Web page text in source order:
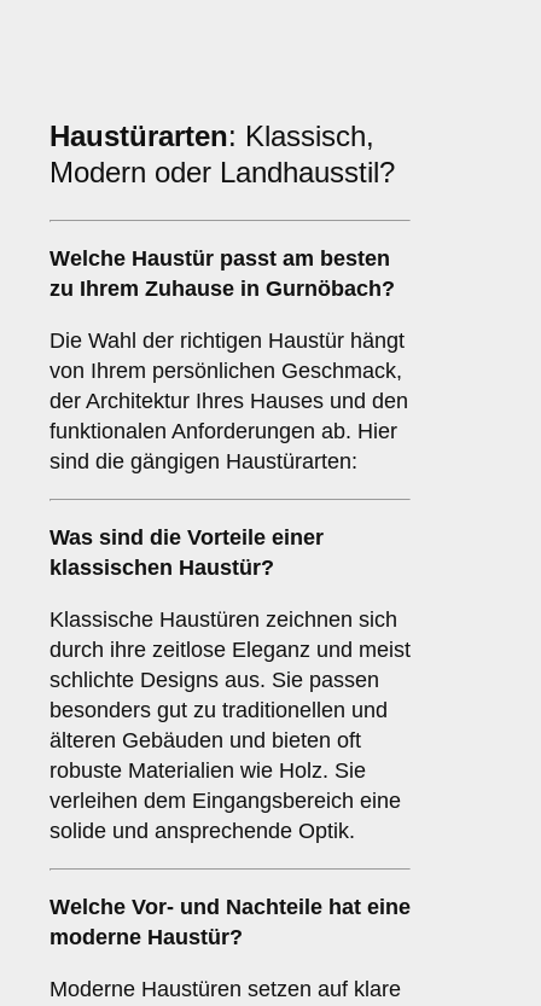
Haustürarten: Klassisch,
Modern oder Landhausstil?
Welche Haustür passt am besten
zu Ihrem Zuhause in Gurnöbach?
Die Wahl der richtigen Haustür hängt
von Ihrem persönlichen Geschmack,
der Architektur Ihres Hauses und den
funktionalen Anforderungen ab. Hier
sind die gängigen Haustürarten:
Was sind die Vorteile einer
klassischen Haustür?
Klassische Haustüren zeichnen sich
durch ihre zeitlose Eleganz und meist
schlichte Designs aus. Sie passen
besonders gut zu traditionellen und
älteren Gebäuden und bieten oft
robuste Materialien wie Holz. Sie
verleihen dem Eingangsbereich eine
solide und ansprechende Optik.
Welche Vor- und Nachteile hat eine
moderne Haustür?
Moderne Haustüren setzen auf klare